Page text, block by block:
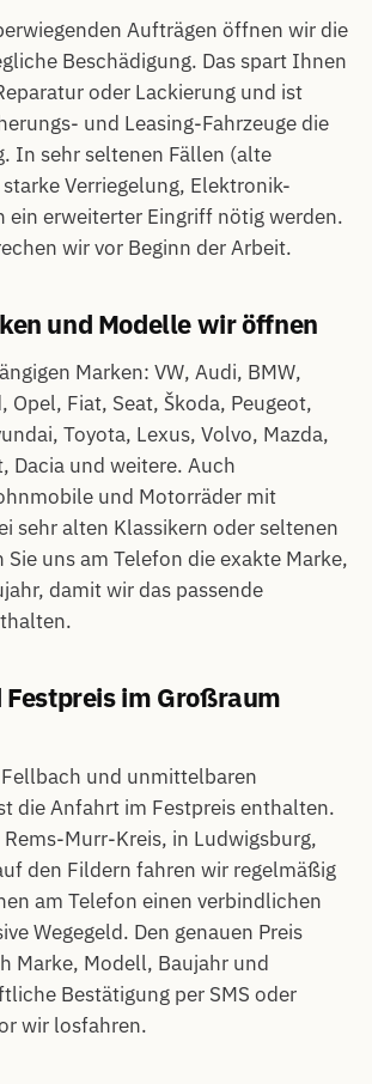
Aufträgen öffnen wir die
Beschädigung. Das spart Ihnen
oder Lackierung und ist
und Leasing-Fahrzeuge die
In sehr seltenen Fällen (alte
Verriegelung, Elektronik-
ein erweiterter Eingriff nötig werden.
wir vor Beginn der Arbeit.
und Modelle wir öffnen
Marken: VW, Audi, BMW,
Opel, Fiat, Seat, Škoda, Peugeot,
Toyota, Lexus, Volvo, Mazda,
Dacia und weitere. Auch
und Motorräder mit
sehr alten Klassikern oder seltenen
Sie uns am Telefon die exakte Marke,
damit wir das passende
im Großraum
und unmittelbaren
die Anfahrt im Festpreis enthalten.
Murr-Kreis, in Ludwigsburg,
den Fildern fahren wir regelmäßig
am Telefon einen verbindlichen
Wegegeld. Den genauen Preis
Marke, Modell, Baujahr und
Bestätigung per SMS oder
wir losfahren.